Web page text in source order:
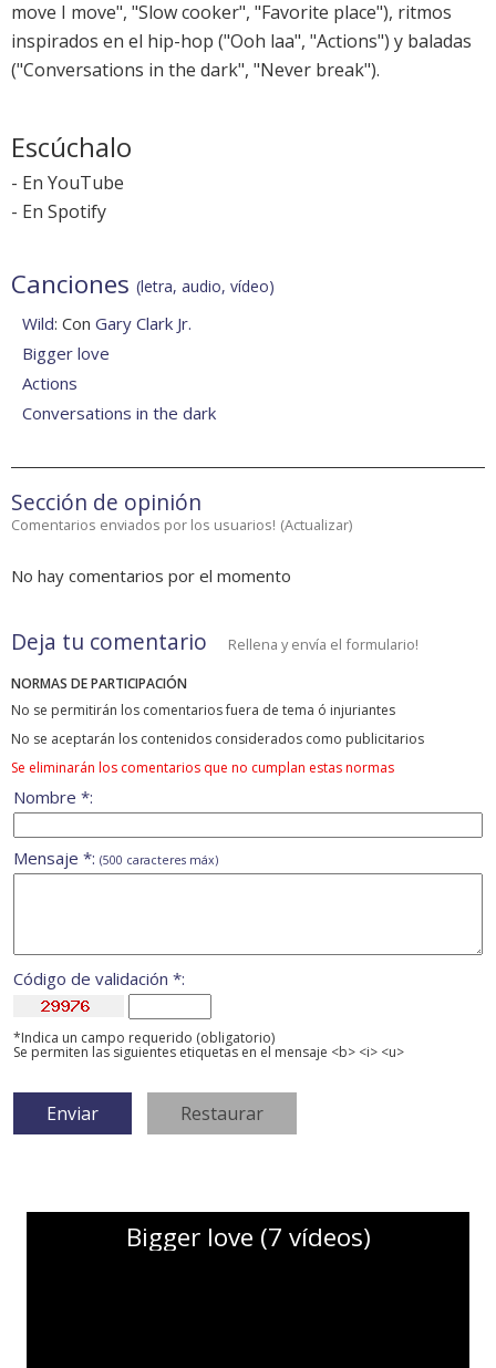
move I move", "Slow cooker", "Favorite place"), ritmos
inspirados en el hip-hop ("Ooh laa", "Actions") y baladas
("Conversations in the dark", "Never break").
Escúchalo
- En YouTube
- En Spotify
Canciones (letra, audio, vídeo)
Wild: Con Gary Clark Jr.
Bigger love
Actions
Conversations in the dark
Sección de opinión
Comentarios enviados por los usuarios! (Actualizar)
No hay comentarios por el momento
Deja tu comentario Rellena y envía el formulario!
NORMAS DE PARTICIPACIÓN
No se permitirán los comentarios fuera de tema ó injuriantes
No se aceptarán los contenidos considerados como publicitarios
Se eliminarán los comentarios que no cumplan estas normas
Nombre *:
Mensaje *: (500 caracteres máx)
Código de validación *:
*Indica un campo requerido (obligatorio)
Se permiten las siguientes etiquetas en el mensaje <b> <i> <u>
Bigger love (7 vídeos)